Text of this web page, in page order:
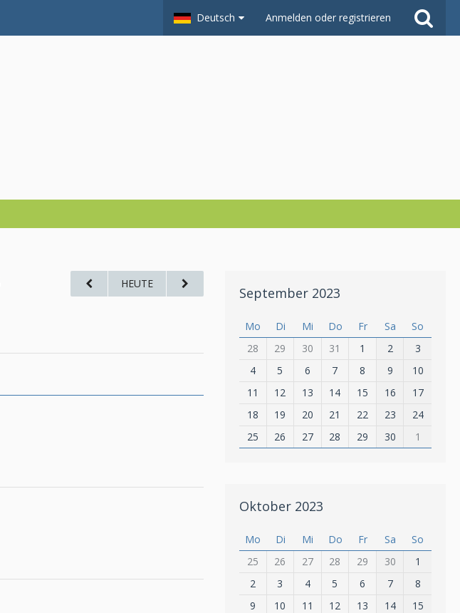
Deutsch Anmelden oder registrieren
HEUTE
September 2023
Mo Di Mi Do Fr Sa
So
28
29 30 31 1 2
3
4
5 6 7 8 9
10
11
12 13 14 15 16
17
18
19 20 21 22 23
24
25
26 27 28 29 30 1
Oktober 2023
Mo Di Mi Do Fr Sa
So
25
26 27 28 29 30
1
2
3 4 5 6 7
8
9
10 11 12 13 14
15